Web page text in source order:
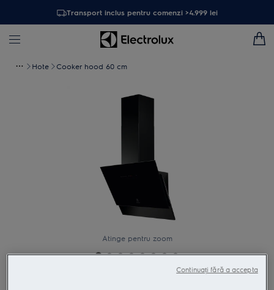
Transport inclus pentru comenzi >4.999 lei
Hote Cooker hood 60 cm
Atinge pentru zoom
Continuați fără a accepta